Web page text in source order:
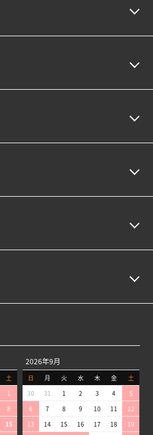
土
1
8
15
2026年9月
日 月 火 水 木 金
土
30
31 1 2 3 4
5
6
7 8 9 10 11
12
13
14 15 16 17 18
19